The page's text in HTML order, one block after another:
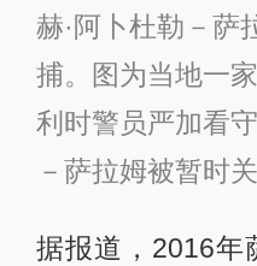
赫·阿卜杜勒－萨
捕。图为当地一
利时警员严加看
－萨拉姆被暂时
据报道，2016年